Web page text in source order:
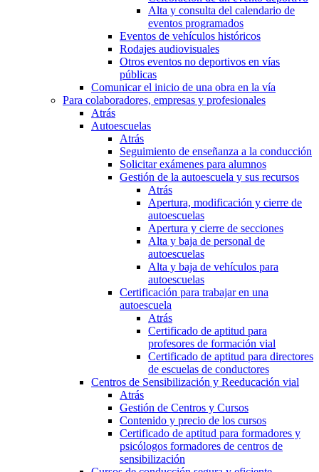
Alta y consulta del calendario de
eventos programados
Eventos de vehículos históricos
Rodajes audiovisuales
Otros eventos no deportivos en vías
públicas
Comunicar el inicio de una obra en la vía
Para colaboradores, empresas y profesionales
Atrás
Autoescuelas
Atrás
Seguimiento de enseñanza a la conducción
Solicitar exámenes para alumnos
Gestión de la autoescuela y sus recursos
Atrás
Apertura, modificación y cierre de
autoescuelas
Apertura y cierre de secciones
Alta y baja de personal de
autoescuelas
Alta y baja de vehículos para
autoescuelas
Certificación para trabajar en una
autoescuela
Atrás
Certificado de aptitud para
profesores de formación vial
Certificado de aptitud para directores
de escuelas de conductores
Centros de Sensibilización y Reeducación vial
Atrás
Gestión de Centros y Cursos
Contenido y precio de los cursos
Certificado de aptitud para formadores y
psicólogos formadores de centros de
sensibilización